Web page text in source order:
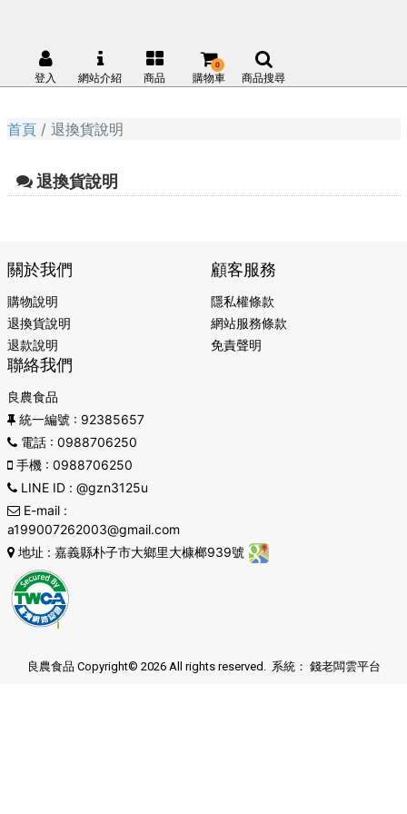
登入 網站介紹 商品 購物車
0
商品搜尋
首頁 退換貨說明
退換貨說明
關於我們
購物說明
退換貨說明
退款說明
顧客服務
隱私權條款
網站服務條款
免責聲明
聯絡我們
良農食品
統一編號 : 92385657
電話: 0988706250
手機: 0988706250
LINE ID: @gzn3125u
E-mail:
a199007262003@gmail.com
地址 : 嘉義縣朴子市大鄉里大槺榔939號
良農食品 Copyright© 2026 All rights reserved. 系統： 錢老闆雲平台